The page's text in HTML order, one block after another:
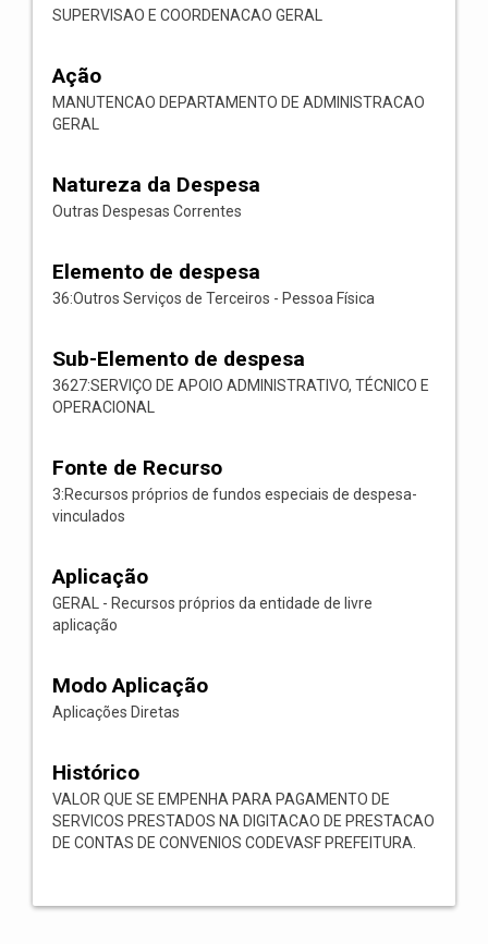
SUPERVISAO E COORDENACAO GERAL
Ação
MANUTENCAO DEPARTAMENTO DE ADMINISTRACAO
GERAL
Natureza da Despesa
Outras Despesas Correntes
Elemento de despesa
36:Outros Serviços de Terceiros - Pessoa Física
Sub-Elemento de despesa
3627:SERVIÇO DE APOIO ADMINISTRATIVO, TÉCNICO E
OPERACIONAL
Fonte de Recurso
3:Recursos próprios de fundos especiais de despesa-
vinculados
Aplicação
GERAL - Recursos próprios da entidade de livre
aplicação
Modo Aplicação
Aplicações Diretas
Histórico
VALOR QUE SE EMPENHA PARA PAGAMENTO DE
SERVICOS PRESTADOS NA DIGITACAO DE PRESTACAO
DE CONTAS DE CONVENIOS CODEVASF PREFEITURA.